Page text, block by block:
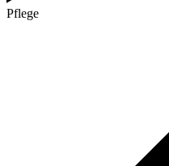
Pflege